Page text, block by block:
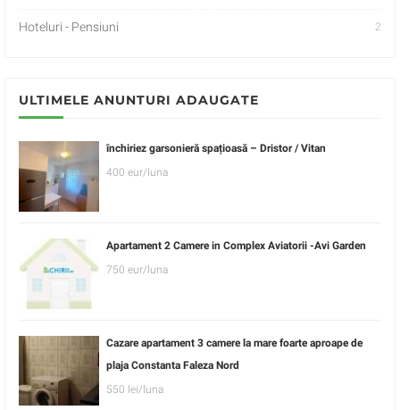
Hoteluri - Pensiuni 2
ULTIMELE ANUNTURI ADAUGATE
închiriez garsonieră spațioasă – Dristor / Vitan
400 eur/luna
Apartament 2 Camere in Complex Aviatorii -Avi Garden
750 eur/luna
Cazare apartament 3 camere la mare foarte aproape de
plaja Constanta Faleza Nord
550 lei/luna